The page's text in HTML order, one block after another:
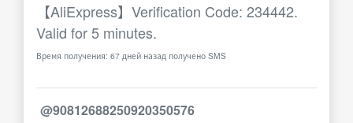
【AliExpress】Verification Code: 234442.
Valid for 5 minutes.
Время получения: 67 дней назад получено SMS
@90812688250920350576